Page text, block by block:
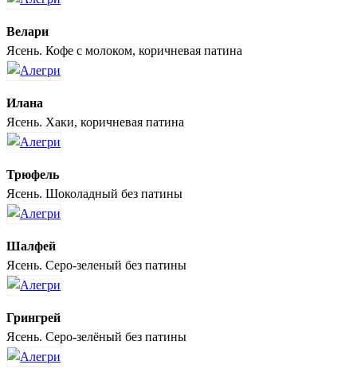
Велари
Ясень. Кофе с молоком, коричневая патина
Илана
Ясень. Хаки, коричневая патина
Трюфель
Ясень. Шоколадный без патины
Шалфей
Ясень. Серо-зеленый без патины
Грингрей
Ясень. Серо-зелёный без патины